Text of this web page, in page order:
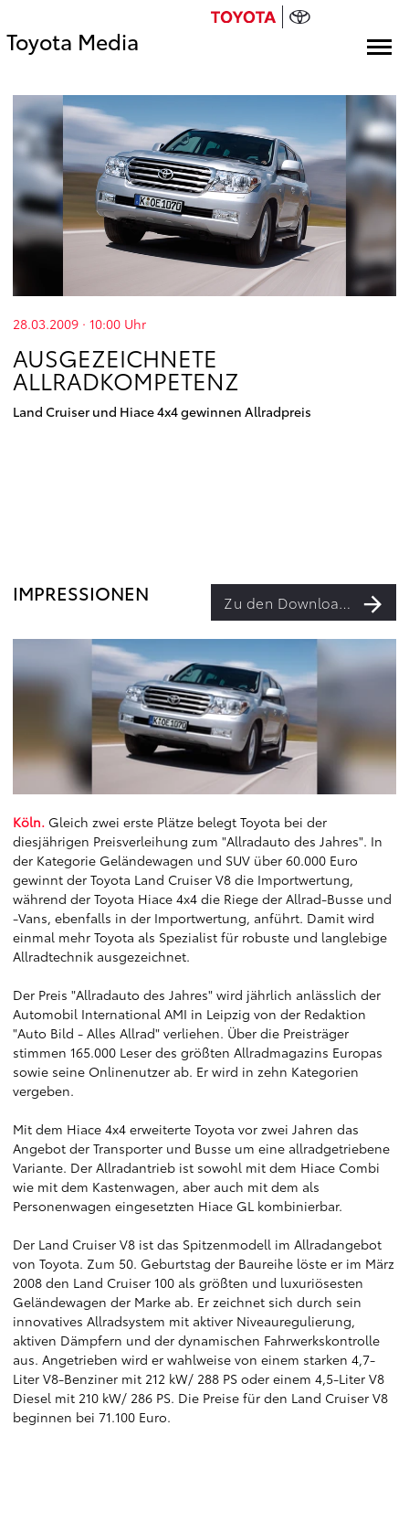
Toyota Media
28.03.2009 · 10:00 Uhr
AUSGEZEICHNETE
ALLRADKOMPETENZ
Land Cruiser und Hiace 4x4 gewinnen Allradpreis
IMPRESSIONEN Zu den Downloads
Köln. Gleich zwei erste Plätze belegt Toyota bei der
diesjährigen Preisverleihung zum "Allradauto des Jahres". In
der Kategorie Geländewagen und SUV über 60.000 Euro
gewinnt der Toyota Land Cruiser V8 die Importwertung,
während der Toyota Hiace 4x4 die Riege der Allrad-Busse und
-Vans, ebenfalls in der Importwertung, anführt. Damit wird
einmal mehr Toyota als Spezialist für robuste und langlebige
Allradtechnik ausgezeichnet.
Der Preis "Allradauto des Jahres" wird jährlich anlässlich der
Automobil International AMI in Leipzig von der Redaktion
"Auto Bild - Alles Allrad" verliehen. Über die Preisträger
stimmen 165.000 Leser des größten Allradmagazins Europas
sowie seine Onlinenutzer ab. Er wird in zehn Kategorien
vergeben.
Mit dem Hiace 4x4 erweiterte Toyota vor zwei Jahren das
Angebot der Transporter und Busse um eine allradgetriebene
Variante. Der Allradantrieb ist sowohl mit dem Hiace Combi
wie mit dem Kastenwagen, aber auch mit dem als
Personenwagen eingesetzten Hiace GL kombinierbar.
Der Land Cruiser V8 ist das Spitzenmodell im Allradangebot
von Toyota. Zum 50. Geburtstag der Baureihe löste er im März
2008 den Land Cruiser 100 als größten und luxuriösesten
Geländewagen der Marke ab. Er zeichnet sich durch sein
innovatives Allradsystem mit aktiver Niveauregulierung,
aktiven Dämpfern und der dynamischen Fahrwerkskontrolle
aus. Angetrieben wird er wahlweise von einem starken 4,7-
Liter V8-Benziner mit 212 kW/ 288 PS oder einem 4,5-Liter V8
Diesel mit 210 kW/ 286 PS. Die Preise für den Land Cruiser V8
beginnen bei 71.100 Euro.